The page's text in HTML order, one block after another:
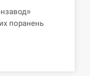
три
поранень